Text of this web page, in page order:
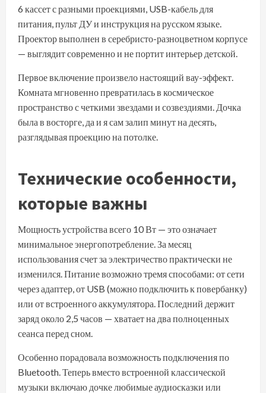
6 кассет с разными проекциями, USB-кабель для
питания, пульт ДУ и инструкция на русском языке.
Проектор выполнен в серебристо-разноцветном корпусе
— выглядит современно и не портит интерьер детской.
Первое включение произвело настоящий вау-эффект.
Комната мгновенно превратилась в космическое
пространство с четкими звездами и созвездиями. Дочка
была в восторге, да и я сам залип минут на десять,
разглядывая проекцию на потолке.
Технические особенности,
которые важны
Мощность устройства всего 10 Вт — это означает
минимальное энергопотребление. За месяц
использования счет за электричество практически не
изменился. Питание возможно тремя способами: от сети
через адаптер, от USB (можно подключить к повербанку)
или от встроенного аккумулятора. Последний держит
заряд около 2,5 часов — хватает на два полноценных
сеанса перед сном.
Особенно порадовала возможность подключения по
Bluetooth. Теперь вместо встроенной классической
музыки включаю дочке любимые аудиосказки или